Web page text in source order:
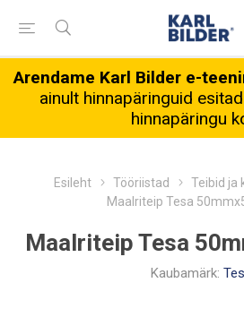
Arendame Karl Bilder e-
ainult hinnapäringuid
hinnapäringu
Esileht Tööriistad Teibid ja
Maalriteip Tesa
Maalriteip Tesa
Kaubamärk: